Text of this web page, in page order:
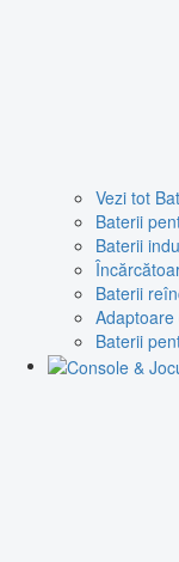
Vezi tot
Baterii
Baterii
Baterii
Adaptoare
Baterii